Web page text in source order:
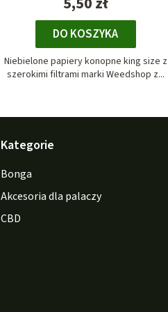
DO KOSZYKA
Niebielone papiery konopne king size z
szerokimi filtrami marki Weedshop z...
Kategorie
Bonga
Akcesoria dla palaczy
CBD